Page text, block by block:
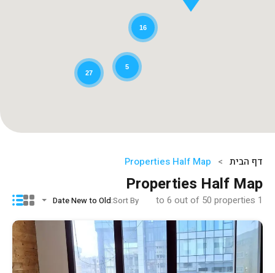
27
16
5
דף הבית Properties Half Map
Properties Half Map
1
6 out of 50 properties
Sort By:
Date New to Old